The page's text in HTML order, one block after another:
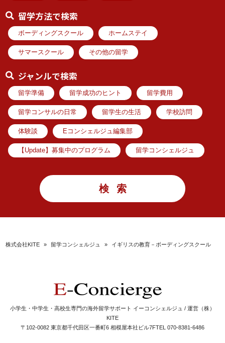
留学方法で検索
ボーディングスクール ホームステイ
サマースクール その他の留学
ジャンルで検索
留学準備 留学成功のヒント 留学費用
留学コンサルの日常 留学生の生活 学校訪問
体験談 Eコンシェルジュ編集部
【Update】募集中のプログラム 留学コンシェルジュ
株式会社KITE » 留学コンシェルジュ » イギリスの教育－ボーディングスクール
小学生・中学生・高校生専門の海外留学サポート イーコンシェルジュ / 運営（株）
KITE
〒102-0082 東京都千代田区一番町6 相模屋本社ビル7FTEL 070-8381-6486